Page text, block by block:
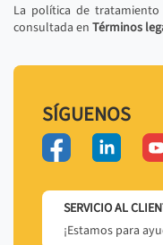
La política de
consultada en Términos
SÍGUENOS
SERVICIO AL
¡Estamos para